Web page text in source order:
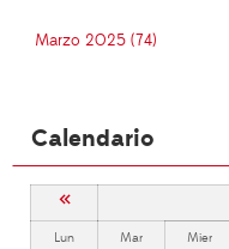
Marzo 2025 (74)
Calendario
«
Lun Mar Mier